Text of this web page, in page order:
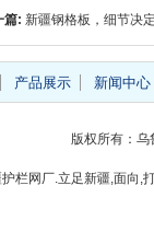
篇: 新疆钢格板，细节决
产品展示 新闻中心
版权所有：乌
栏网厂.立足新疆,面向,